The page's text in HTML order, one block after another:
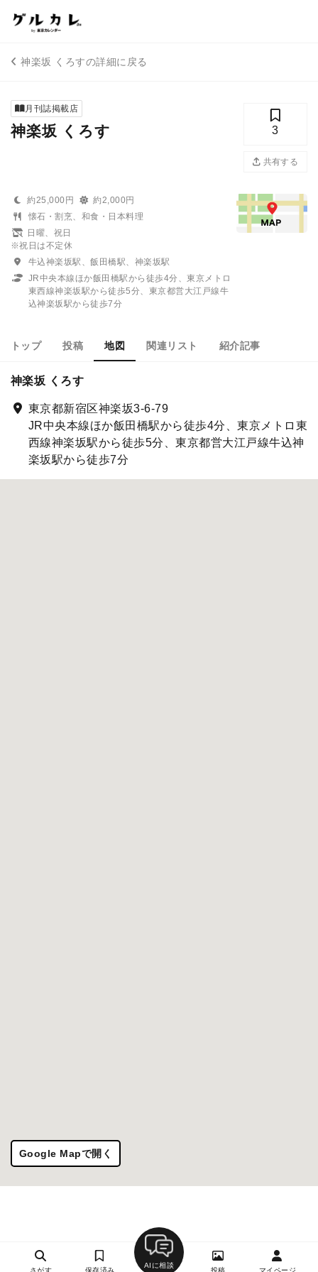
神楽坂 くろすの詳細に戻る
月刊誌掲載店
神楽坂 くろす 3
共有する
約25,000円
約2,000円
懐石・割烹、和食・日本料理
日曜、祝日
※祝日は不定休
牛込神楽坂駅、飯田橋駅、神楽坂駅
JR中央本線ほか飯田橋駅から徒歩4分、東京メトロ
東西線神楽坂駅から徒歩5分、東京都営大江戸線牛
込神楽坂駅から徒歩7分
トップ 投稿 地図 関連リスト 紹介記事
神楽坂 くろす
東京都新宿区神楽坂3-6-79
JR中央本線ほか飯田橋駅から徒歩4分、東京メトロ東
西線神楽坂駅から徒歩5分、東京都営大江戸線牛込神
楽坂駅から徒歩7分
Google Mapで開く
さがす 保存済み
AIに相談
投稿 マイページ